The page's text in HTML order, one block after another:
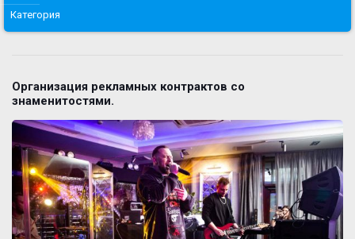
Категория
Организация рекламных контрактов со
знаменитостями.